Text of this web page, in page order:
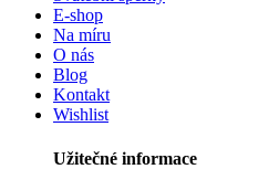
E-shop
Na míru
O nás
Blog
Kontakt
Wishlist
Užitečné informace